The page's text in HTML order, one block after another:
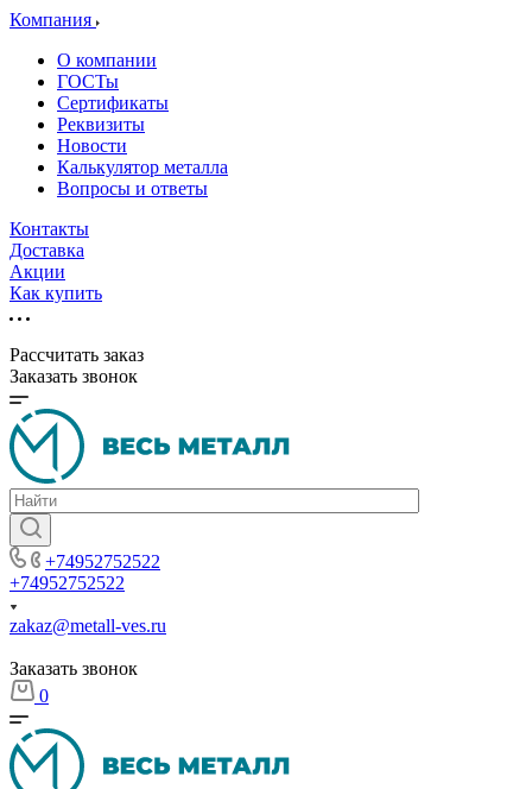
Компания
О компании
ГОСТы
Сертификаты
Реквизиты
Новости
Калькулятор металла
Вопросы и ответы
Контакты
Доставка
Акции
Как купить
Рассчитать заказ
Заказать звонок
+74952752522
+74952752522
zakaz@metall-ves.ru
Заказать звонок
0